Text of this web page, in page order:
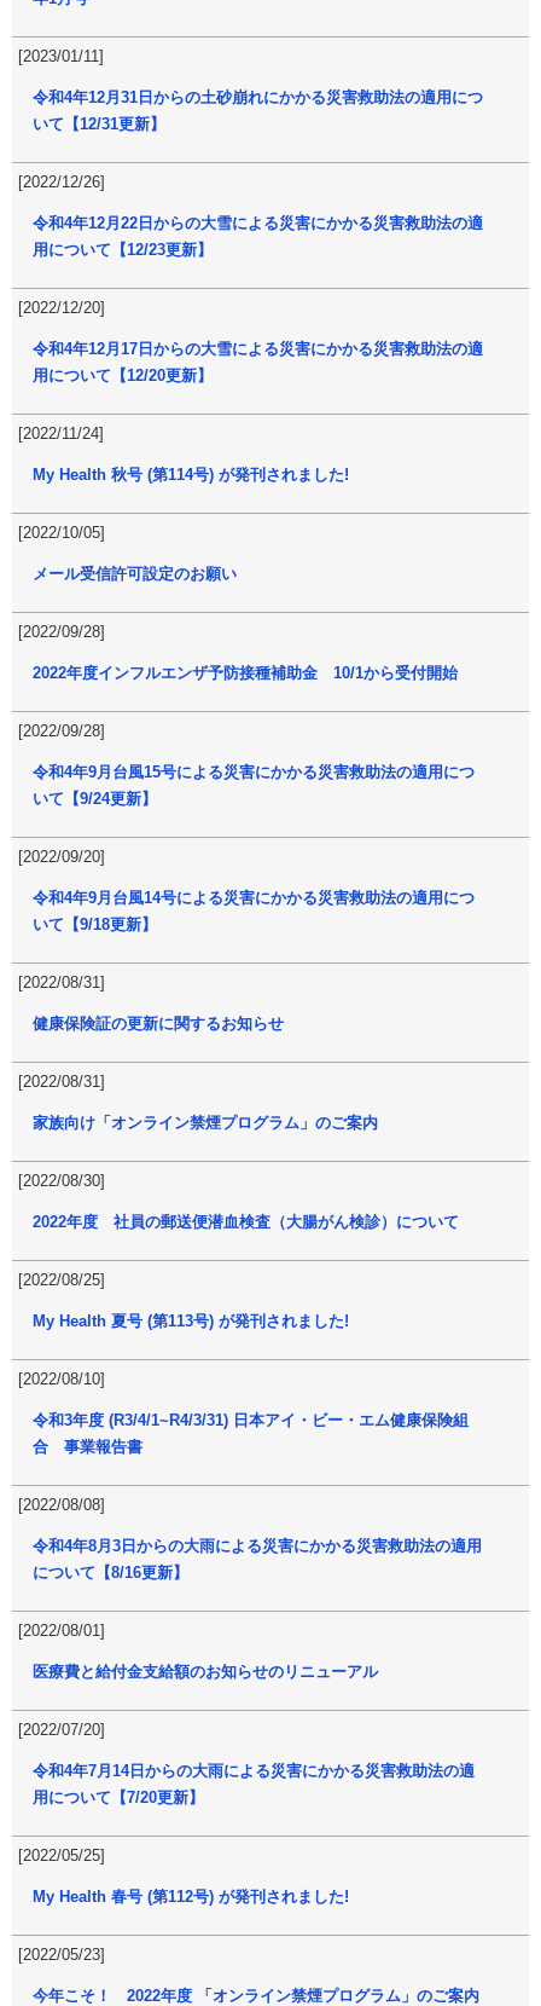
[2023/01/11]
令和4年12月31日からの土砂崩れにかかる災害救助法の適用につ
いて【12/31更新】
[2022/12/26]
令和4年12月22日からの大雪による災害にかかる災害救助法の適
用について【12/23更新】
[2022/12/20]
令和4年12月17日からの大雪による災害にかかる災害救助法の適
用について【12/20更新】
[2022/11/24]
My Health 秋号 (第114号) が発刊されました!
[2022/10/05]
メール受信許可設定のお願い
[2022/09/28]
2022年度インフルエンザ予防接種補助金 10/1から受付開始
[2022/09/28]
令和4年9月台風15号による災害にかかる災害救助法の適用につ
いて【9/24更新】
[2022/09/20]
令和4年9月台風14号による災害にかかる災害救助法の適用につ
いて【9/18更新】
[2022/08/31]
健康保険証の更新に関するお知らせ
[2022/08/31]
家族向け「オンライン禁煙プログラム」のご案内
[2022/08/30]
2022年度 社員の郵送便潜血検査（大腸がん検診）について
[2022/08/25]
My Health 夏号 (第113号) が発刊されました!
[2022/08/10]
令和3年度 (R3/4/1~R4/3/31) 日本アイ・ビー・エム健康保険組
合 事業報告書
[2022/08/08]
令和4年8月3日からの大雨による災害にかかる災害救助法の適用
について【8/16更新】
[2022/08/01]
医療費と給付金支給額のお知らせのリニューアル
[2022/07/20]
令和4年7月14日からの大雨による災害にかかる災害救助法の適
用について【7/20更新】
[2022/05/25]
My Health 春号 (第112号) が発刊されました!
[2022/05/23]
今年こそ！ 2022年度 「オンライン禁煙プログラム」のご案内